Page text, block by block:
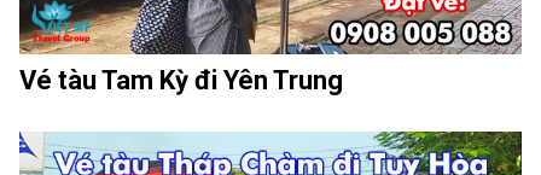
Vé tàu Tam Kỳ đi Yên Trung